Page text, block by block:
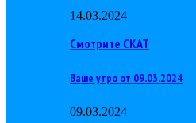
14.03.2024
Смотрите СКАТ
Ваше утро от 09.03.2024
09.03.2024